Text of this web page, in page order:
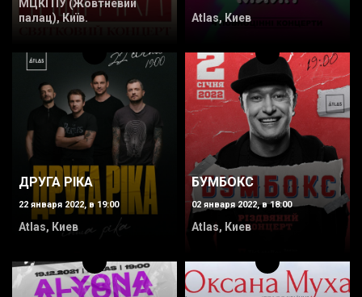
МЦКІ ПУ (Жовтневий
палац), Київ.
Atlas, Киев
ДРУГА РІКА
22 января 2022, в 19:00
Atlas, Киев
БУМБОКС
02 января 2022, в 18:00
Atlas, Киев